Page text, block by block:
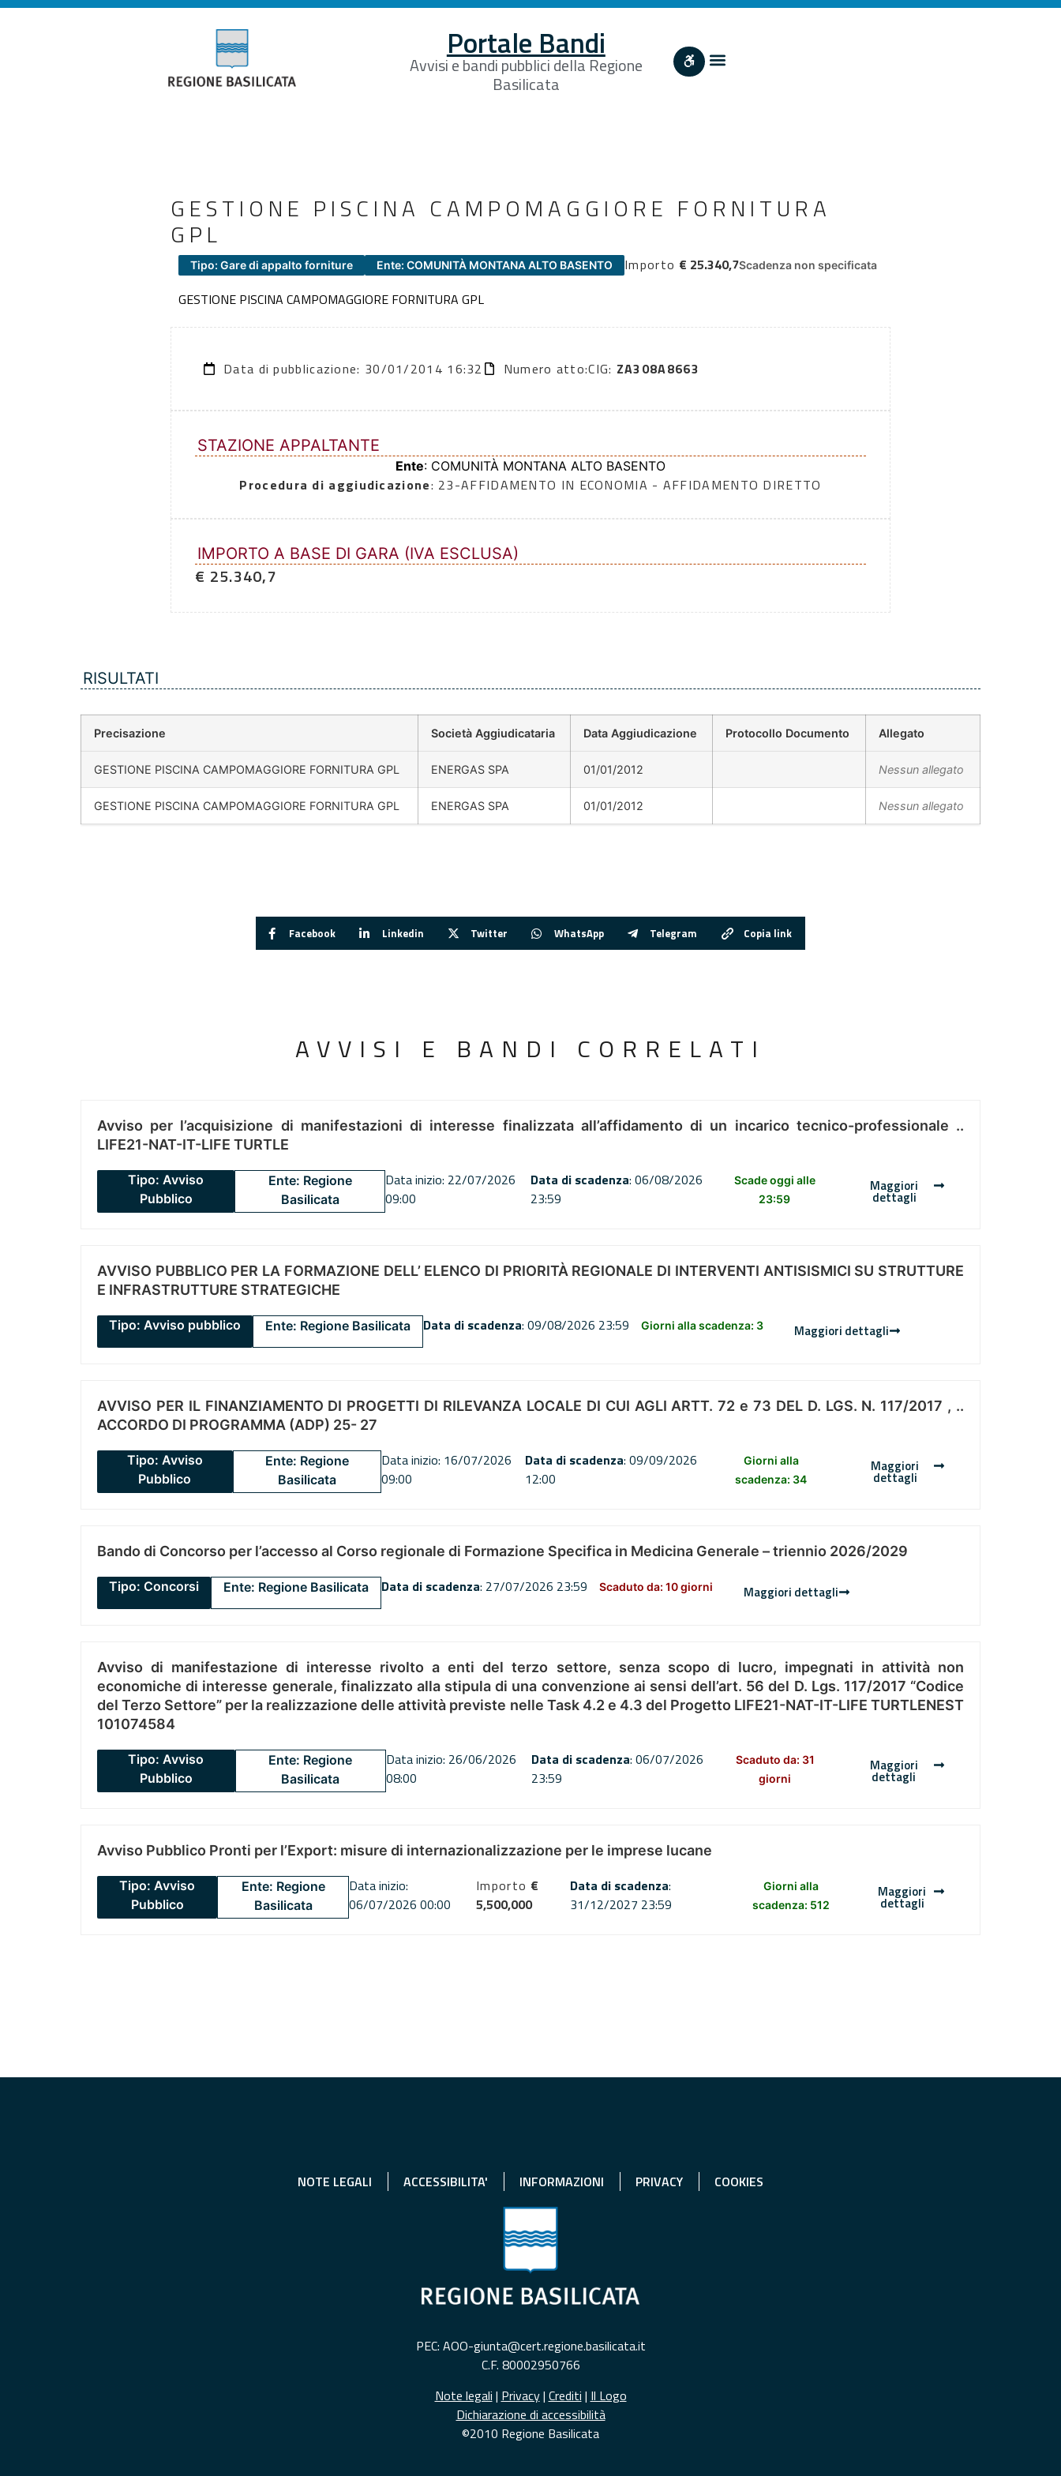
Portale Bandi
Avvisi e bandi pubblici della Regione
Basilicata
GESTIONE PISCINA CAMPOMAGGIORE FORNITURA
GPL
Tipo: Gare di appalto forniture Ente: COMUNITÀ MONTANA ALTO BASENTO Importo € 25.340,7Scadenza non specificata
GESTIONE PISCINA CAMPOMAGGIORE FORNITURA GPL
Data di pubblicazione: 30/01/2014 16:32 Numero atto:CIG: ZA308A8663
STAZIONE APPALTANTE
Ente: COMUNITÀ MONTANA ALTO BASENTO
Procedura di aggiudicazione: 23-AFFIDAMENTO IN ECONOMIA - AFFIDAMENTO DIRETTO
IMPORTO A BASE DI GARA (IVA ESCLUSA)
€ 25.340,7
RISULTATI
Precisazione Società Aggiudicataria Data Aggiudicazione Protocollo Documento Allegato
GESTIONE PISCINA CAMPOMAGGIORE FORNITURA GPL ENERGAS SPA 01/01/2012 Nessun allegato
GESTIONE PISCINA CAMPOMAGGIORE FORNITURA GPL ENERGAS SPA 01/01/2012 Nessun allegato
Facebook Linkedin Twitter WhatsApp Telegram Copia link
AVVISI E BANDI CORRELATI
Avviso per l’acquisizione di manifestazioni di interesse finalizzata all’affidamento di un incarico tecnico-professionale ..
LIFE21-NAT-IT-LIFE TURTLE
Tipo: Avviso
Pubblico
Ente: Regione
Basilicata
Data inizio: 22/07/2026
09:00
Data di scadenza: 06/08/2026
23:59
Scade oggi alle
23:59
Maggiori
dettagli
AVVISO PUBBLICO PER LA FORMAZIONE DELL’ ELENCO DI PRIORITÀ REGIONALE DI INTERVENTI ANTISISMICI SU STRUTTURE
E INFRASTRUTTURE STRATEGICHE
Tipo: Avviso pubblico Ente: Regione Basilicata Data di scadenza: 09/08/2026 23:59 Giorni alla scadenza: 3 Maggiori dettagli
AVVISO PER IL FINANZIAMENTO DI PROGETTI DI RILEVANZA LOCALE DI CUI AGLI ARTT. 72 e 73 DEL D. LGS. N. 117/2017 , ..
ACCORDO DI PROGRAMMA (ADP) 25- 27
Tipo: Avviso
Pubblico
Ente: Regione
Basilicata
Data inizio: 16/07/2026
09:00
Data di scadenza: 09/09/2026
12:00
Giorni alla
scadenza: 34
Maggiori
dettagli
Bando di Concorso per l’accesso al Corso regionale di Formazione Specifica in Medicina Generale – triennio 2026/2029
Tipo: Concorsi Ente: Regione Basilicata Data di scadenza: 27/07/2026 23:59 Scaduto da: 10 giorni Maggiori dettagli
Avviso di manifestazione di interesse rivolto a enti del terzo settore, senza scopo di lucro, impegnati in attività non
economiche di interesse generale, finalizzato alla stipula di una convenzione ai sensi dell’art. 56 del D. Lgs. 117/2017 “Codice
del Terzo Settore” per la realizzazione delle attività previste nelle Task 4.2 e 4.3 del Progetto LIFE21-NAT-IT-LIFE TURTLENEST
101074584
Tipo: Avviso
Pubblico
Ente: Regione
Basilicata
Data inizio: 26/06/2026
08:00
Data di scadenza: 06/07/2026
23:59
Scaduto da: 31
giorni
Maggiori
dettagli
Avviso Pubblico Pronti per l’Export: misure di internazionalizzazione per le imprese lucane
Tipo: Avviso
Pubblico
Ente: Regione
Basilicata
Data inizio:
06/07/2026 00:00
Importo €
5,500,000
Data di scadenza:
31/12/2027 23:59
Giorni alla
scadenza: 512
Maggiori
dettagli
NOTE LEGALI ACCESSIBILITA' INFORMAZIONI PRIVACY COOKIES
PEC: AOO-giunta@cert.regione.basilicata.it
C.F. 80002950766
Note legali | Privacy| Crediti | Il Logo
Dichiarazione di accessibilità
©2010 Regione Basilicata